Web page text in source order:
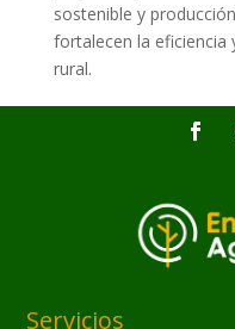
sostenible y
fortalecen la eficiencia
rural.
Servicios